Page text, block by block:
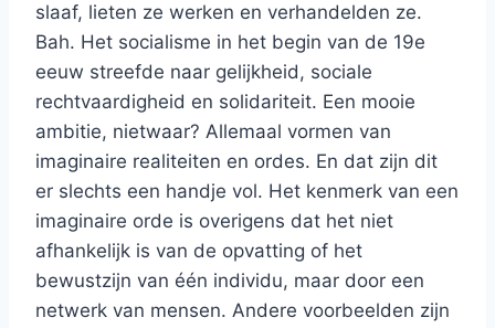
slaaf, lieten ze werken en verhandelden ze.
Bah. Het socialisme in het begin van de 19e
eeuw streefde naar gelijkheid, sociale
rechtvaardigheid en solidariteit. Een mooie
ambitie, nietwaar? Allemaal vormen van
imaginaire realiteiten en ordes. En dat zijn dit
er slechts een handje vol. Het kenmerk van een
imaginaire orde is overigens dat het niet
afhankelijk is van de opvatting of het
bewustzijn van één individu, maar door een
netwerk van mensen. Andere voorbeelden zijn